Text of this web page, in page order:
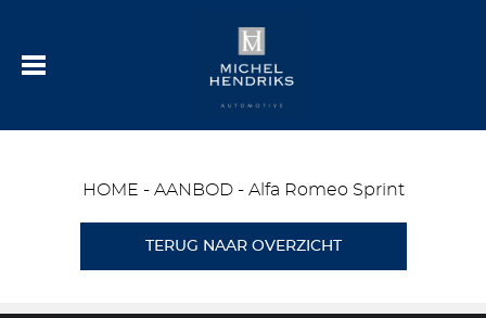
HOME - AANBOD- Alfa Romeo Sprint
TERUG NAAR OVERZICHT